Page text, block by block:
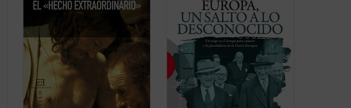
carta enviada a su amigo el P. José María
extraordinario» de su conversión,
Comunidades Europeas (1948-1957), a
través de algunos de los principales
protagonistas de la construcción
europea ...(ver ficha)